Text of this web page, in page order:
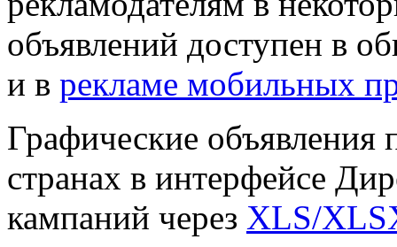
объявлений доступен в
и в рекламе мобильных
Графические объявления
странах в интерфейсе
кампаний через XLS/